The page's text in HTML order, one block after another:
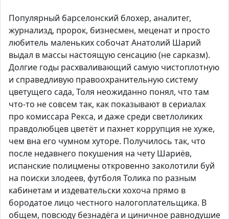
Популярный барселонский блохер, аналитег,
журнализд, пророк, бизнесмен, меценат и просто
любитель маленьких собочат Анатолий Шарий
выдал в массы настоящую сенсацию (не сарказм).
Долгие годы расхваливающий самую чистоплотную
и справедливую правоохранительную систему
цветущего сада, Толя неожиданно понял, что там
что-то не совсем так, как показывают в сериалах
про комиссара Рекса, и даже среди светлоликих
правдолюбцев цветёт и пахнет коррупция не хуже,
чем вна его чумном хуторе. Получилось так, что
после недавнего покушения на чету Шариёв,
испанские полицмены откровенно заколотили буй
на поиски злодеев, футболя Толика по разным
кабинетам и издевательски хохоча прямо в
бородатое лицо честного налогоплательщика. В
общем, повсюду безнадёга и циничное равнодушие